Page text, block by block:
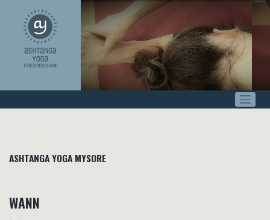
springen
ASHTANGA YOGA MYSORE
WANN